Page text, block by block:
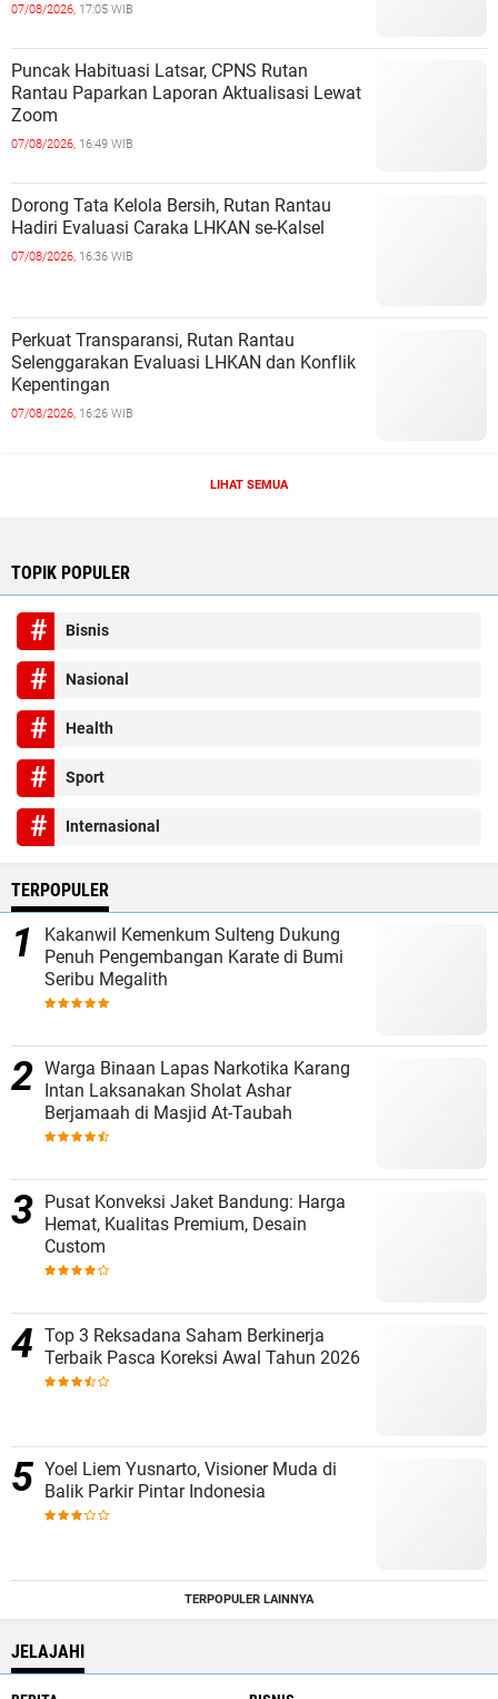
07/08/2026, 17:05 WIB
Puncak Habituasi Latsar, CPNS Rutan
Rantau Paparkan Laporan Aktualisasi Lewat
Zoom
07/08/2026, 16:49 WIB
Dorong Tata Kelola Bersih, Rutan Rantau
Hadiri Evaluasi Caraka LHKAN se-Kalsel
07/08/2026, 16:36 WIB
Perkuat Transparansi, Rutan Rantau
Selenggarakan Evaluasi LHKAN dan Konflik
Kepentingan
07/08/2026, 16:26 WIB
LIHAT SEMUA
TOPIK POPULER
Bisnis
Nasional
Health
Sport
Internasional
TERPOPULER
Kakanwil Kemenkum Sulteng Dukung
Penuh Pengembangan Karate di Bumi
Seribu Megalith
Warga Binaan Lapas Narkotika Karang
Intan Laksanakan Sholat Ashar
Berjamaah di Masjid At-Taubah
Pusat Konveksi Jaket Bandung: Harga
Hemat, Kualitas Premium, Desain
Custom
Top 3 Reksadana Saham Berkinerja
Terbaik Pasca Koreksi Awal Tahun 2026
Yoel Liem Yusnarto, Visioner Muda di
Balik Parkir Pintar Indonesia
TERPOPULER LAINNYA
JELAJAHI